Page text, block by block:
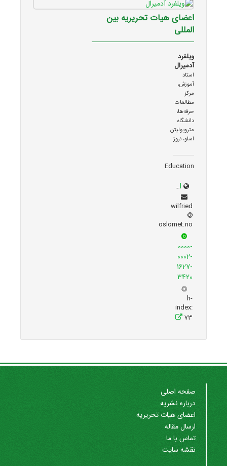
اعضای هیات تحریریه بین
المللی
ویلفرد
آدمیرال
استاد
آموزش،
مرکز
مطالعات
حرفه‌ها،
دانشگاه
متروپولیتن
اسلو، نروژ
Education
sites.google.com/site/wilfriedadmiraal
wilfried
oslomet.no
0000-
0002-
1627-
3420
h-
index:
73
صفحه اصلی
درباره نشریه
اعضای هیات تحریریه
ارسال مقاله
تماس با ما
نقشه سایت